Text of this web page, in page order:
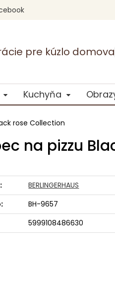
pre kúzlo domova
Kuchyňa
rose Collection
na pizzu
BERLINGERHAUS
BH-9657
5999108486630